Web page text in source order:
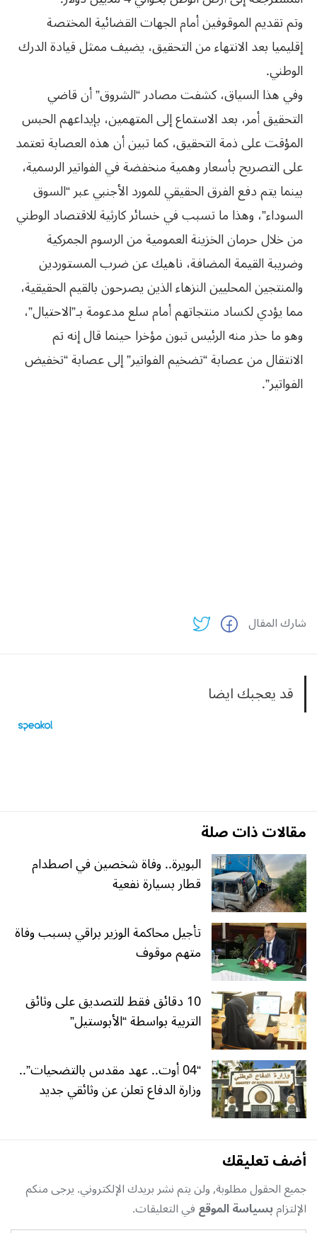
وتم تقديم الموقوفين أمام الجهات القضائية المختصة
إقليميا بعد الانتهاء من التحقيق، يضيف ممثل قيادة الدرك
الوطني.
وفي هذا السياق، كشفت مصادر “الشروق” أن قاضي
التحقيق أمر، بعد الاستماع إلى المتهمين، بإيداعهم الحبس
المؤقت على ذمة التحقيق، كما تبين أن هذه العصابة تعتمد
على التصريح بأسعار وهمية منخفضة في الفواتير الرسمية،
بينما يتم دفع الفرق الحقيقي للمورد الأجنبي عبر “السوق
السوداء”، وهذا ما تسبب في خسائر كارثية للاقتصاد الوطني
من خلال حرمان الخزينة العمومية من الرسوم الجمركية
وضريبة القيمة المضافة، ناهيك عن ضرب المستوردين
والمنتجين المحليين النزهاء الذين يصرحون بالقيم الحقيقية،
مما يؤدي لكساد منتجاتهم أمام سلع مدعومة بـ”الاحتيال”،
وهو ما حذر منه الرئيس تبون مؤخرا حينما قال إنه تم
الانتقال من عصابة “تضخيم الفواتير” إلى عصابة “تخفيض
الفواتير”.
شارك المقال
قد يعجبك ايضا
مقالات ذات صلة
البويرة.. وفاة شخصين في اصطدام
قطار بسيارة نفعية
تأجيل محاكمة الوزير براقي بسبب وفاة
متهم موقوف
10 دقائق فقط للتصديق على وثائق
التربية بواسطة “الأبوستيل”
“04 أوت.. عهد مقدس بالتضحيات”..
وزارة الدفاع تعلن عن وثائقي جديد
أضف تعليقك
جميع الحقول مطلوبة, ولن يتم نشر بريدك الإلكتروني. يرجى منكم
الإلتزامبسياسة الموقعفي التعليقات.